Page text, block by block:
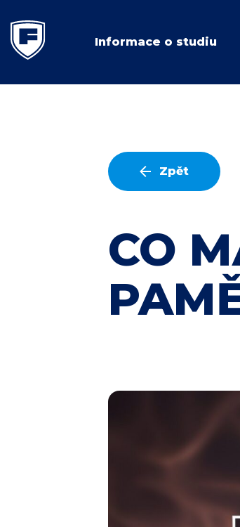
Informace o studiu
Zpět
CO